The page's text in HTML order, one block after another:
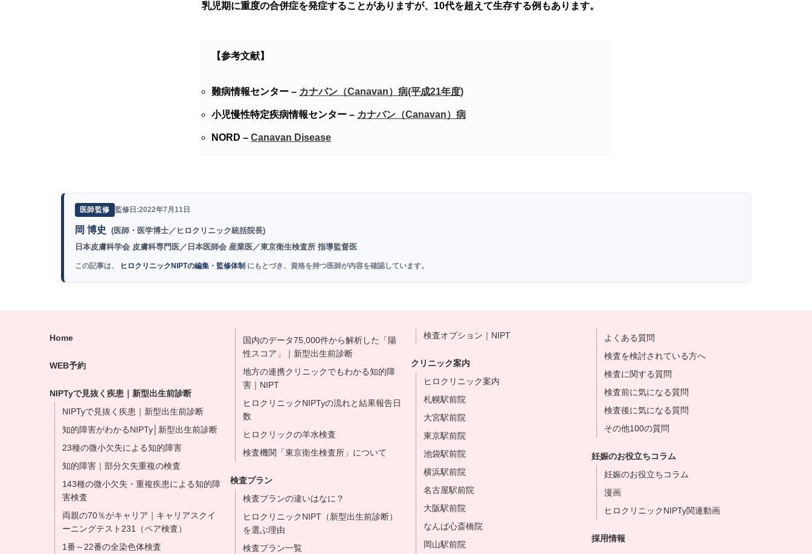
乳児期に重度の合併症を発症することがありますが、10代を超えて生存する例もあります。
【参考文献】
難病情報センター – カナバン（Canavan）病(平成21年度)
小児慢性特定疾病情報センター – カナバン（Canavan）病
NORD – Canavan Disease
医師監修 監修日:2022年7月11日
岡 博史
(医師・医学博士／ヒロクリニック統括院長)
日本皮膚科学会 皮膚科専門医／日本医師会 産業医／東京衛生検査所 指導監督医
この記事は、 ヒロクリニックNIPTの編集・監修体制 にもとづき、資格を持つ医師が内容を確認しています。
Home
WEB予約
NIPTyで見抜く疾患｜新型出生前診断
NIPTyで見抜く疾患｜新型出生前診断
知的障害がわかるNIPTy│新型出生前診断
23種の微小欠失による知的障害
知的障害｜部分欠失重複の検査
143種の微小欠失・重複疾患による知的障
害検査
両親の70％がキャリア｜キャリアスクイ
ーニングテスト231（ペア検査）
1番～22番の全染色体検査
国内のデータ75,000件から解析した「陽
性スコア」｜新型出生前診断
地方の連携クリニックでもわかる知的障
害｜NIPT
ヒロクリニックNIPTyの流れと結果報告日
数
ヒロクリックの羊水検査
検査機関「東京衛生検査所」について
検査プラン
検査プランの違いはなに？
ヒロクリニックNIPT（新型出生前診断）
を選ぶ理由
検査プラン一覧
検査オプション｜NIPT
クリニック案内
ヒロクリニック案内
札幌駅前院
大宮駅前院
東京駅前院
池袋駅前院
横浜駅前院
名古屋駅前院
大阪駅前院
なんば心斎橋院
岡山駅前院
よくある質問
検査を検討されている方へ
検査に関する質問
検査前に気になる質問
検査後に気になる質問
その他100の質問
妊娠のお役立ちコラム
妊娠のお役立ちコラム
漫画
ヒロクリニックNIPTy関連動画
採用情報